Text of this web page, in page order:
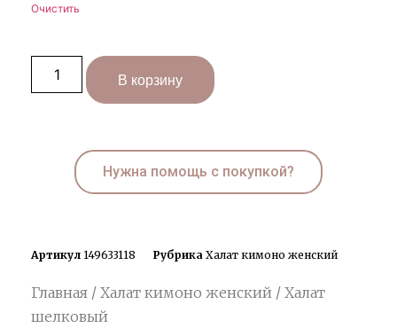
Очистить
В корзину
Нужна помощь с покупкой?
Артикул 149633118 Рубрика Халат кимоно женский
Главная / Халат кимоно женский / Халат
шелковый